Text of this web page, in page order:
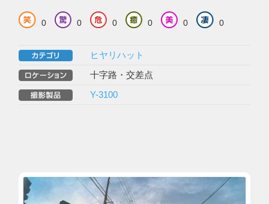
0 0 0 0 0 0
ヒヤリハット
十字路・交差点
Y-3100